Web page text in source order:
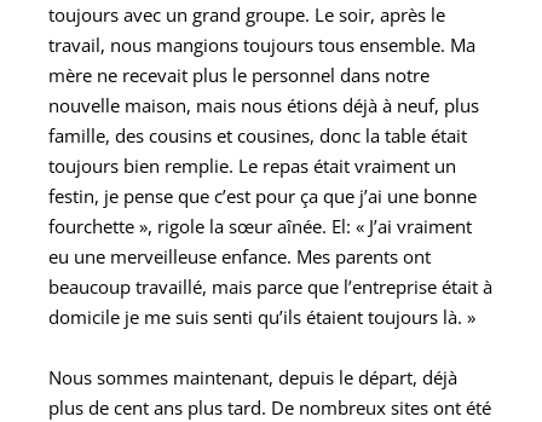
toujours avec un grand groupe. Le soir, après le
travail, nous mangions toujours tous ensemble. Ma
mère ne recevait plus le personnel dans notre
nouvelle maison, mais nous étions déjà à neuf, plus
famille, des cousins et cousines, donc la table était
toujours bien remplie. Le repas était vraiment un
festin, je pense que c’est pour ça que j’ai une bonne
fourchette », rigole la sœur aînée. El: « J’ai vraiment
eu une merveilleuse enfance. Mes parents ont
beaucoup travaillé, mais parce que l’entreprise était à
domicile je me suis senti qu’ils étaient toujours là. »
Nous sommes maintenant, depuis le départ, déjà
plus de cent ans plus tard. De nombreux sites ont été